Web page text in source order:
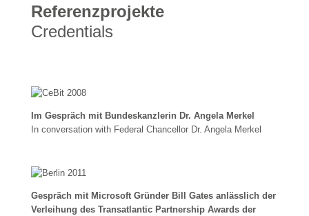
Referenzprojekte
Credentials
Im Gespräch mit Bundeskanzlerin Dr. Angela Merkel
In conversation with Federal Chancellor Dr. Angela Merkel
Gespräch mit Microsoft Gründer Bill Gates anlässlich der
Verleihung des Transatlantic Partnership Awards der